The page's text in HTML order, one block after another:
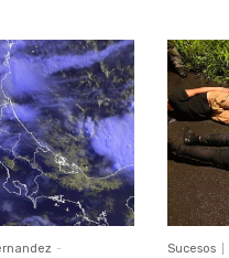
-
Sucesos